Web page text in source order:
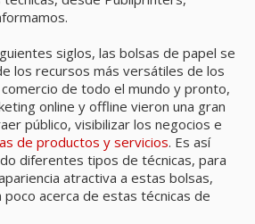
siglos, las bolsas de papel se
los recursos más versátiles de los
de todo el mundo y pronto,
online y offline vieron una gran
público, visibilizar los negocios e
de productos y servicios. Es así
diferentes tipos de técnicas, para
atractiva a estas bolsas,
acerca de estas técnicas de